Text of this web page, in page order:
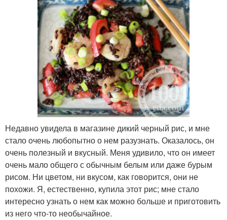
Недавно увидела в магазине дикий черный рис, и мне
стало очень любопытно о нем разузнать. Оказалось, он
очень полезный и вкусный. Меня удивило, что он имеет
очень мало общего с обычным белым или даже бурым
рисом. Ни цветом, ни вкусом, как говорится, они не
похожи. Я, естественно, купила этот рис; мне стало
интересно узнать о нем как можно больше и приготовить
из него что-то необычайное.